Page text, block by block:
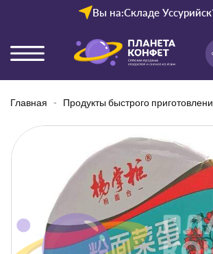
Вы на:Складе Уссурийск
Главная Продукты быстрого